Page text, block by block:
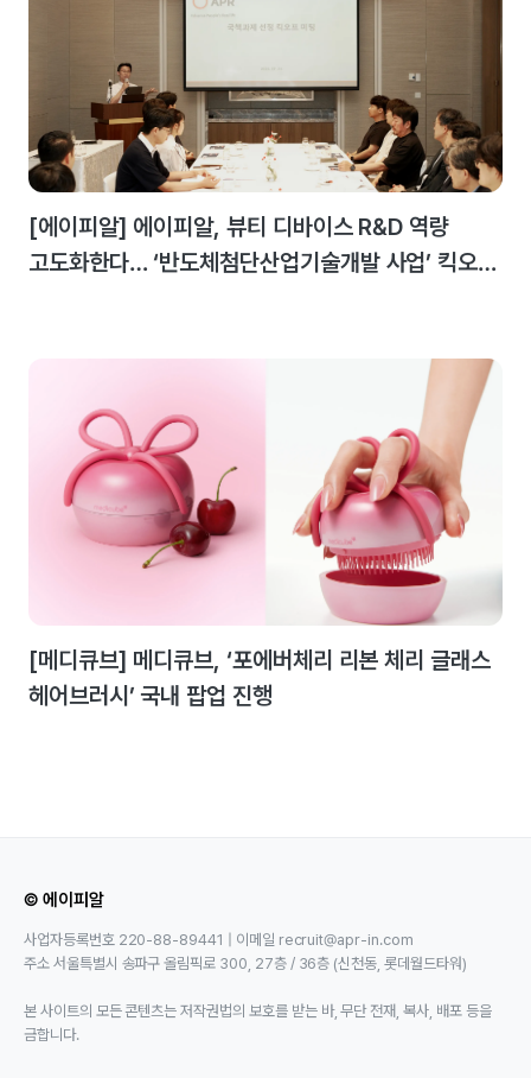
[에이피알] 에이피알, 뷰티 디바이스 R&D 역량
고도화한다… ‘반도체첨단산업기술개발 사업’ 킥오프
[메디큐브] 메디큐브, ‘포에버체리 리본 체리 글래스
헤어브러시’ 국내 팝업 진행
© 에이피알
사업자등록번호 220-88-89441 | 이메일 recruit@apr-in.com
주소 서울특별시 송파구 올림픽로 300, 27층 / 36층 (신천동, 롯데월드타워)
본 사이트의 모든 콘텐츠는 저작권법의 보호를 받는 바, 무단 전재, 복사, 배포 등을
금합니다.